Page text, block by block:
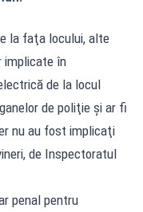
la faţa locului, alte
implicate în
de la locul
de poliţie şi ar fi
nu au fost implicaţi
de Inspectoratul
penal pentru